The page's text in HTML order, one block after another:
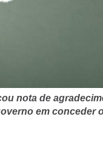
nota de
em conceder